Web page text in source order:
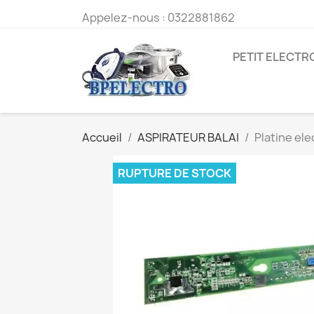
Appelez-nous : 0322881862
PETIT
Accueil ASPIRATEUR BALAI Platine
RUPTURE DE STOCK